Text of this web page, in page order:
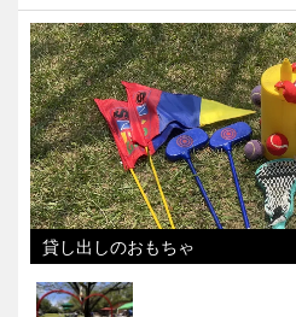
貸し出しのおもちゃ